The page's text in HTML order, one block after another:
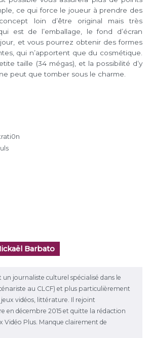
ce qui force le joueur à prendre des
loin d’être original mais très
est de l’emballage, le fond d’écran
et vous pourrez obtenir des formes
qui n’apportent que du cosmétique.
taille (34 mégas), et la possibilité d’y
peut que tomber sous le charme.
Barbato
journaliste culturel spécialisé dans le
au CLCF) et plus particulièrement
jeux vidéos, littérature. Il rejoint
en décembre 2015 et quitte la rédaction
Vidéo Plus. Manque clairement de